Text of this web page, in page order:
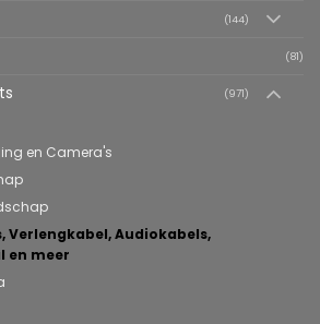
(144)
(81)
(971)
en Camera's
Verlengkabel, Audiokabels,
en meer